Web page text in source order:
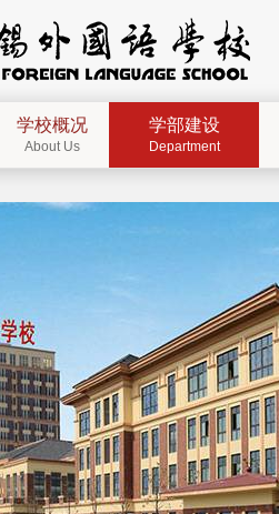
学校概况
About Us
学部建设
Department